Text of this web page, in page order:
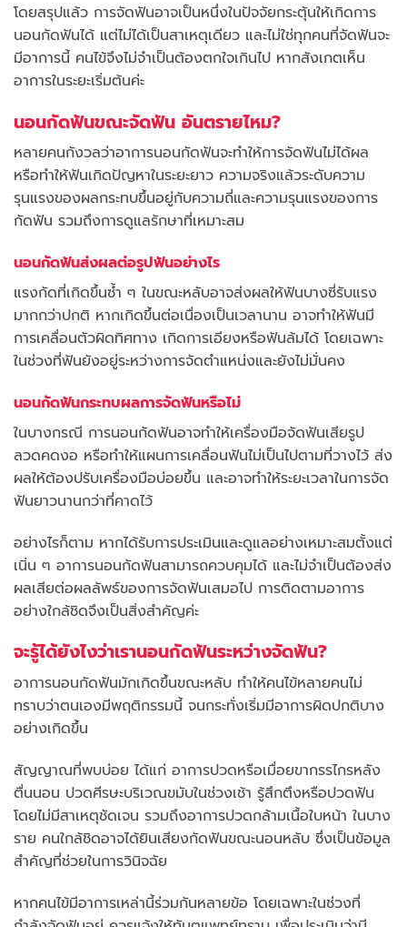
โดยสรุปแล้ว การจัดฟันอาจเป็นหนึ่งในปัจจัยกระตุ้นให้เกิดการ
นอนกัดฟันได้ แต่ไม่ได้เป็นสาเหตุเดียว และไม่ใช่ทุกคนที่จัดฟันจะ
มีอาการนี้ คนไข้จึงไม่จำเป็นต้องตกใจเกินไป หากสังเกตเห็น
อาการในระยะเริ่มต้นค่ะ
นอนกัดฟันขณะจัดฟัน อันตรายไหม?
หลายคนกังวลว่าอาการนอนกัดฟันจะทำให้การจัดฟันไม่ได้ผล
หรือทำให้ฟันเกิดปัญหาในระยะยาว ความจริงแล้วระดับความ
รุนแรงของผลกระทบขึ้นอยู่กับความถี่และความรุนแรงของการ
กัดฟัน รวมถึงการดูแลรักษาที่เหมาะสม
นอนกัดฟันส่งผลต่อรูปฟันอย่างไร
แรงกัดที่เกิดขึ้นซ้ำ ๆ ในขณะหลับอาจส่งผลให้ฟันบางซี่รับแรง
มากกว่าปกติ หากเกิดขึ้นต่อเนื่องเป็นเวลานาน อาจทำให้ฟันมี
การเคลื่อนตัวผิดทิศทาง เกิดการเอียงหรือฟันล้มได้ โดยเฉพาะ
ในช่วงที่ฟันยังอยู่ระหว่างการจัดตำแหน่งและยังไม่มั่นคง
นอนกัดฟันกระทบผลการจัดฟันหรือไม่
ในบางกรณี การนอนกัดฟันอาจทำให้เครื่องมือจัดฟันเสียรูป
ลวดคดงอ หรือทำให้แผนการเคลื่อนฟันไม่เป็นไปตามที่วางไว้ ส่ง
ผลให้ต้องปรับเครื่องมือบ่อยขึ้น และอาจทำให้ระยะเวลาในการจัด
ฟันยาวนานกว่าที่คาดไว้
อย่างไรก็ตาม หากได้รับการประเมินและดูแลอย่างเหมาะสมตั้งแต่
เนิ่น ๆ อาการนอนกัดฟันสามารถควบคุมได้ และไม่จำเป็นต้องส่ง
ผลเสียต่อผลลัพธ์ของการจัดฟันเสมอไป การติดตามอาการ
อย่างใกล้ชิดจึงเป็นสิ่งสำคัญค่ะ
จะรู้ได้ยังไงว่าเรานอนกัดฟันระหว่างจัดฟัน?
อาการนอนกัดฟันมักเกิดขึ้นขณะหลับ ทำให้คนไข้หลายคนไม่
ทราบว่าตนเองมีพฤติกรรมนี้ จนกระทั่งเริ่มมีอาการผิดปกติบาง
อย่างเกิดขึ้น
สัญญาณที่พบบ่อย ได้แก่ อาการปวดหรือเมื่อยขากรรไกรหลัง
ตื่นนอน ปวดศีรษะบริเวณขมับในช่วงเช้า รู้สึกตึงหรือปวดฟัน
โดยไม่มีสาเหตุชัดเจน รวมถึงอาการปวดกล้ามเนื้อใบหน้า ในบาง
ราย คนใกล้ชิดอาจได้ยินเสียงกัดฟันขณะนอนหลับ ซึ่งเป็นข้อมูล
สำคัญที่ช่วยในการวินิจฉัย
หากคนไข้มีอาการเหล่านี้ร่วมกันหลายข้อ โดยเฉพาะในช่วงที่